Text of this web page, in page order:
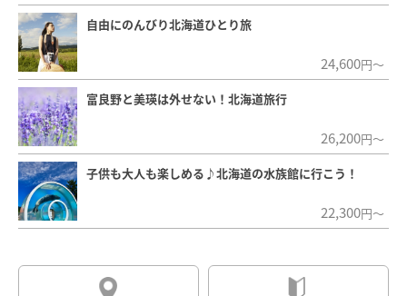
自由にのんびり北海道ひとり旅
24,600円～
富良野と美瑛は外せない！北海道旅行
26,200円～
子供も大人も楽しめる♪北海道の水族館に行こう！
22,300円～